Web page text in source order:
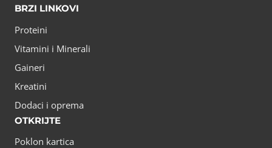
BRZI LINKOVI
Proteini
Vitamini i Minerali
Gaineri
Kreatini
Dodaci i oprema
OTKRIJTE
Poklon kartica